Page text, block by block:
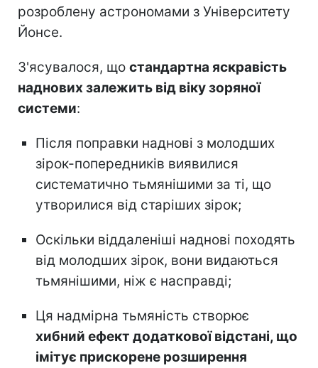
розроблену астрономами з Університету
Йонсе.
З'ясувалося, що стандартна яскравість
наднових залежить від віку зоряної
системи:
Після поправки наднові з молодших
зірок-попередників виявилися
систематично тьмянішими за ті, що
утворилися від старіших зірок;
Оскільки віддаленіші наднові походять
від молодших зірок, вони видаються
тьмянішими, ніж є насправді;
Ця надмірна тьмяність створює
хибний ефект додаткової відстані, що
імітує прискорене розширення